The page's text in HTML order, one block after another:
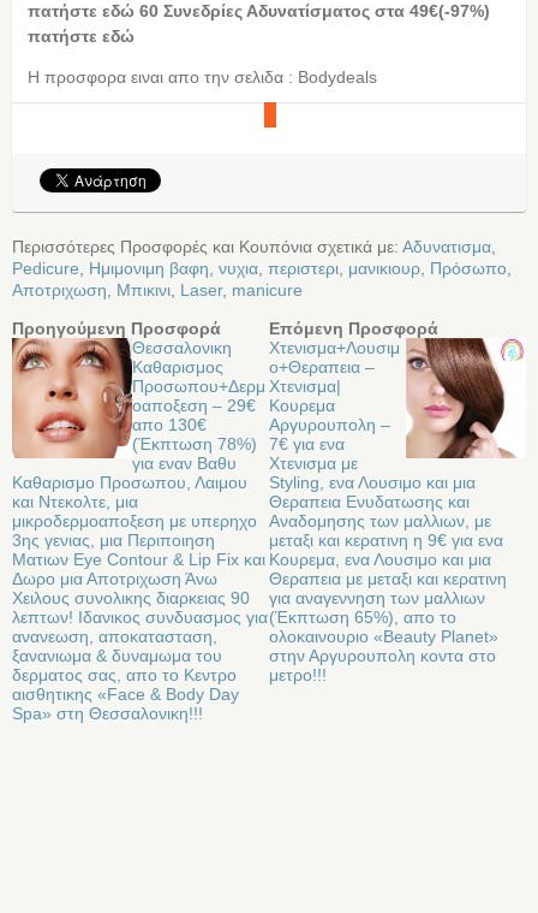
πατήστε εδώ 60 Συνεδρίες Αδυνατίσματος στα 49€(-97%)
πατήστε εδώ
Η προσφορα ειναι απο την σελιδα : Bodydeals
Περισσότερες Προσφορές και Κουπόνια σχετικά με: Αδυνατισμα
Pedicure
Ημιμονιμη βαφη νυχια περιστερι μανικιουρ Πρόσωπο
Αποτριχωση
Μπικινι Laser, manicure
Προηγούμενη Προσφορά
Θεσσαλονικη
Καθαρισμος
Προσωπου+Δερμ
οαποξεση – 29€
απο 130€
(Έκπτωση 78%)
για εναν Βαθυ
Καθαρισμο Προσωπου, Λαιμου
και Ντεκολτε, μια
μικροδερμοαποξεση με υπερηχο
3ης γενιας, μια Περιποιηση
Ματιων Eye Contour & Lip Fix και
Δωρο μια Αποτριχωση Άνω
Χειλους συνολικης διαρκειας 90
λεπτων! Ιδανικος συνδυασμος για
ανανεωση, αποκατασταση,
ξανανιωμα & δυναμωμα του
δερματος σας, απο το Κεντρο
αισθητικης «Face & Body Day
Spa» στη Θεσσαλονικη!!!
Επόμενη Προσφορά
Χτενισμα+Λουσιμ
ο+Θεραπεια –
Χτενισμα|
Κουρεμα
Αργυρουπολη –
7€ για ενα
Χτενισμα με
Styling, ενα Λουσιμο και μια
Θεραπεια Ενυδατωσης και
Αναδομησης των μαλλιων, με
μεταξι και κερατινη η 9€ για ενα
Κουρεμα, ενα Λουσιμο και μια
Θεραπεια με μεταξι και κερατινη
για αναγεννηση των μαλλιων
(Έκπτωση 65%), απο το
ολοκαινουριο «Beauty Planet»
στην Αργυρουπολη κοντα στο
μετρο!!!